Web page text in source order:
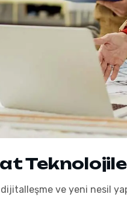
ve yeni nesil